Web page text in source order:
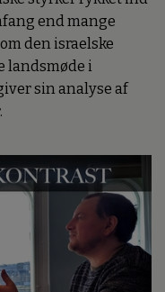
end mange
den israelske
landsmøde i
sin analyse af